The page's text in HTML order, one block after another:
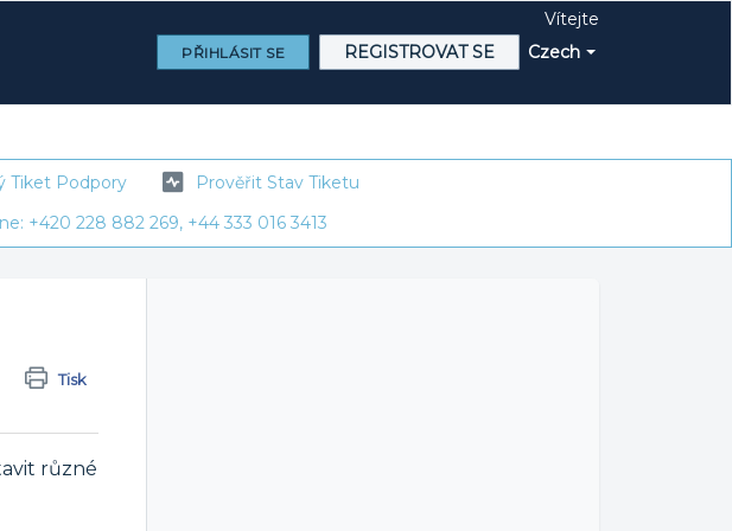
Czech
Vítejte
PŘIHLÁSIT SE REGISTROVAT SE
Tiket Podpory
Prověřit Stav Tiketu
+420 228 882 269, +44 333 016 3413
Tisk
různé